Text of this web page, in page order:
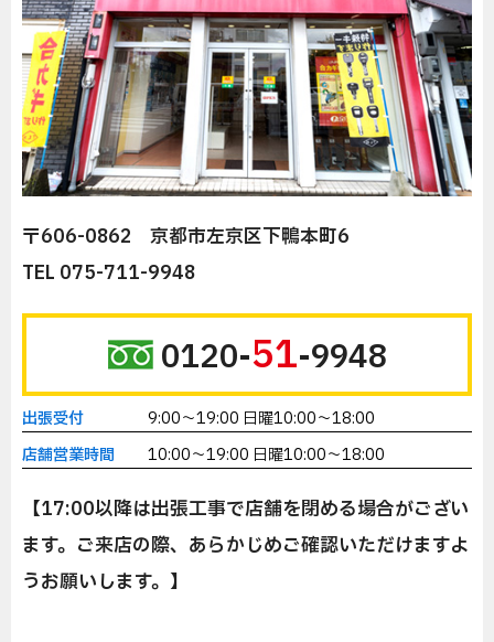
〒606-0862 京都市左京区下鴨本町6
TEL 075-711-9948
0120-51-9948
出張受付
9:00～19:00 日曜10:00～18:00
店舗営業時間
10:00～19:00 日曜10:00～18:00
【17:00以降は出張工事で店舗を閉める場合がござい
ます。ご来店の際、あらかじめご確認いただけますよ
うお願いします。】